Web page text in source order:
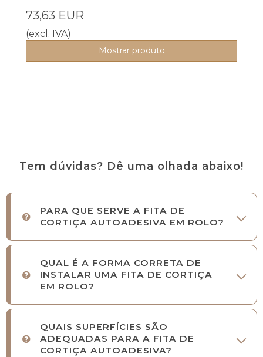
73,63 EUR
(excl. IVA)
Mostrar produto
Tem dúvidas? Dê uma olhada abaixo!
PARA QUE SERVE A FITA DE
CORTIÇA AUTOADESIVA EM ROLO?
QUAL É A FORMA CORRETA DE
INSTALAR UMA FITA DE CORTIÇA
EM ROLO?
QUAIS SUPERFÍCIES SÃO
ADEQUADAS PARA A FITA DE
CORTIÇA AUTOADESIVA?